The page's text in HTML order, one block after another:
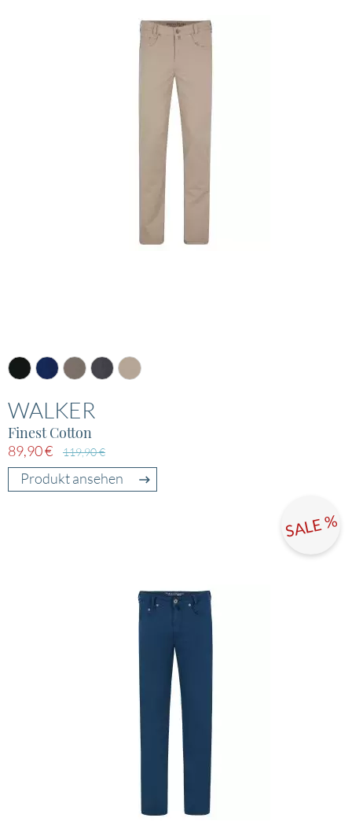
WALKER
Finest Cotton
89,90 € 119,90 €
Produkt ansehen
SALE %